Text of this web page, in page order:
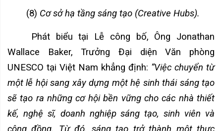
(8) Cơ sở hạ tầng sáng tạo (Creative Hubs).
Phát biểu tại Lễ công bố, Ông Jonathan
Wallace Baker, Trưởng Đại diện Văn phòng
UNESCO tại Việt Nam khẳng định: “Việc chuyển từ
một lễ hội sang xây dựng một hệ sinh thái sáng tạo
sẽ tạo ra những cơ hội bền vững cho các nhà thiết
kế, nghệ sĩ, doanh nghiệp sáng tạo, sinh viên và